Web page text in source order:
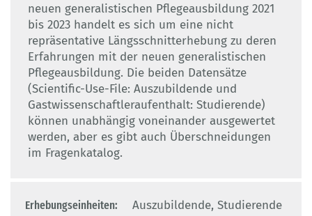
neuen generalistischen Pflegeausbildung 2021
bis 2023 handelt es sich um eine nicht
repräsentative Längsschnitterhebung zu deren
Erfahrungen mit der neuen generalistischen
Pflegeausbildung. Die beiden Datensätze
(Scientific-Use-File: Auszubildende und
Gastwissenschaftleraufenthalt: Studierende)
können unabhängig voneinander ausgewertet
werden, aber es gibt auch Überschneidungen
im Fragenkatalog.
Erhebungseinheiten:
Auszubildende, Studierende